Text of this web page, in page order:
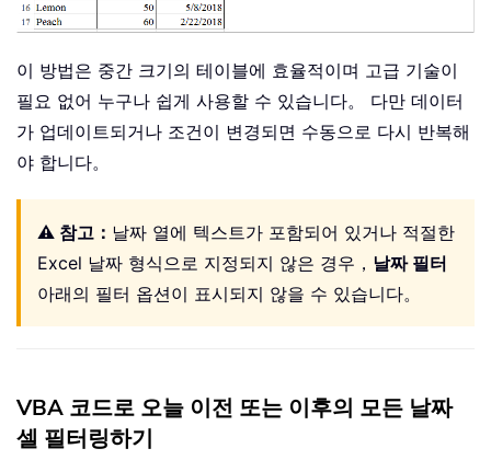
이 방법은 중간 크기의 테이블에 효율적이며 고급 기술이
필요 없어 누구나 쉽게 사용할 수 있습니다。 다만 데이터
가 업데이트되거나 조건이 변경되면 수동으로 다시 반복해
야 합니다。
⚠️ 참고： 날짜 열에 텍스트가 포함되어 있거나 적절한
Excel 날짜 형식으로 지정되지 않은 경우， 날짜 필터
아래의 필터 옵션이 표시되지 않을 수 있습니다。
VBA 코드로 오늘 이전 또는 이후의 모든 날짜
셀 필터링하기